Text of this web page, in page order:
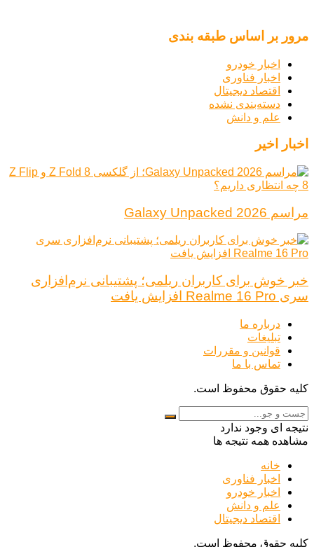
مرور بر اساس طبقه بندی
اخبار خودرو
اخبار فناوری
اقتصاد دیجیتال
دسته‌بندی نشده
علم و دانش
اخبار اخیر
مراسم Galaxy Unpacked 2026
خبر خوش برای کاربران ریلمی؛ پشتیبانی نرم‌افزاری
سری Realme 16 Pro افزایش یافت
درباره ما
تبلیغات
قوانین و مقررات
تماس با ما
کلیه حقوق محفوظ است.
نتیجه ای وجود ندارد
مشاهده همه نتیجه ها
خانه
اخبار فناوری
اخبار خودرو
علم و دانش
اقتصاد دیجیتال
کلیه حقوق محفوظ است.